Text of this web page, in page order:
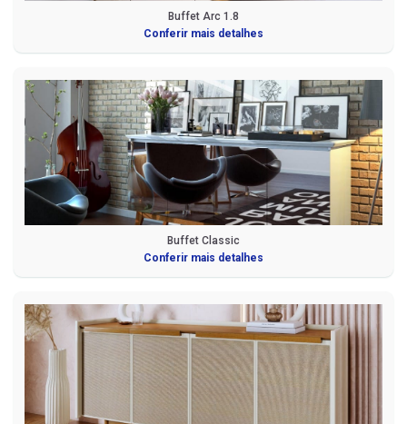
Buffet Arc 1.8
Conferir mais detalhes
Buffet Classic
Conferir mais detalhes